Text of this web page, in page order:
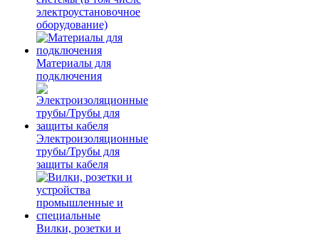
электроустановочное
оборудование)
Материалы для
подключения
Электроизоляционные
трубы/Трубы для
защиты кабеля
Вилки, розетки и